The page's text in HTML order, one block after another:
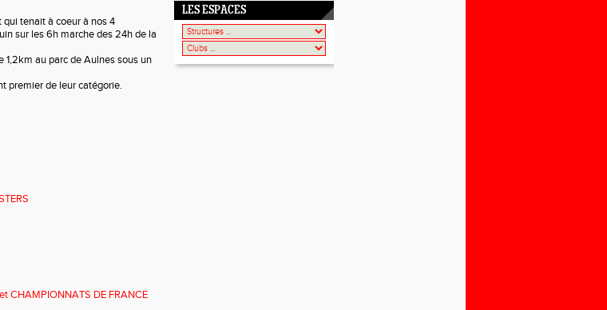
tenait à coeur à nos 4
sur les 6h marche des 24h de la
1,2km au parc de Aulnes sous un
premier de leur catégorie.
CHAMPIONNATS DE FRANCE
LES ESPACES